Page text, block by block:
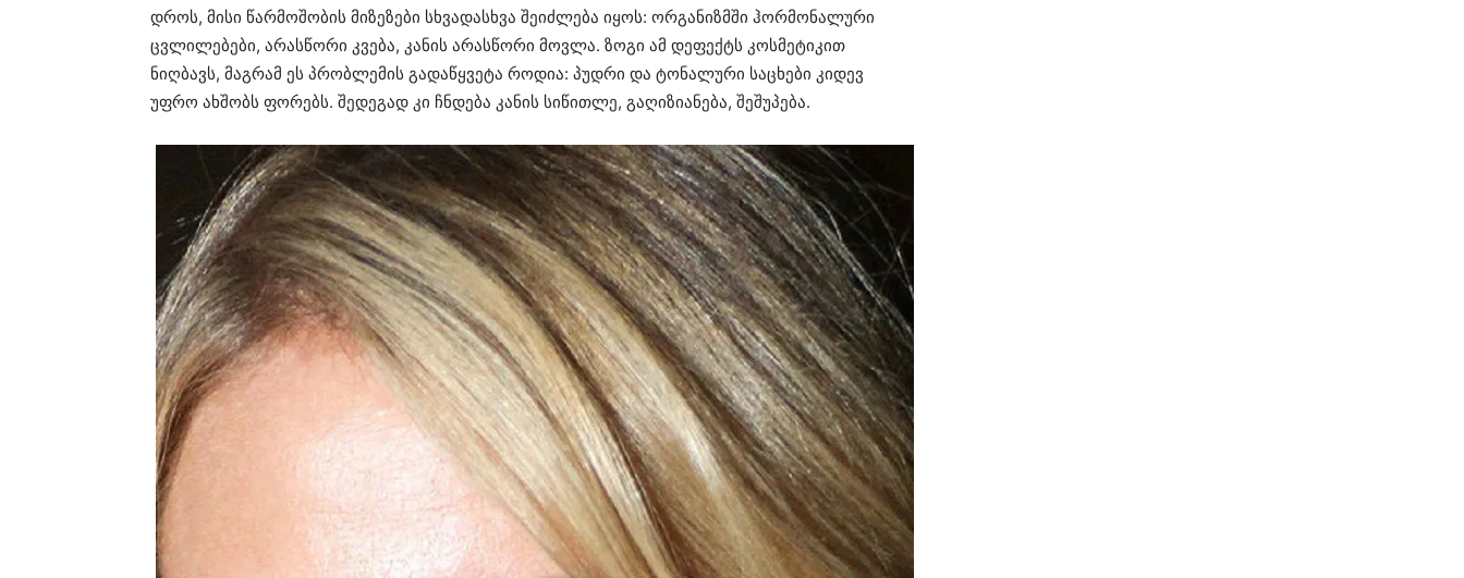
დროს, მისი წარმოშობის მიზეზები სხვადასხვა შეიძლება იყოს: ორგანიზმში ჰორმონალური
ცვლილებები, არასწორი კვება, კანის არასწორი მოვლა. ზოგი ამ დეფექტს კოსმეტიკით
ნიღბავს, მაგრამ ეს პრობლემის გადაწყვეტა როდია: პუდრი და ტონალური საცხები კიდევ
უფრო ახშობს ფორებს. შედეგად კი ჩნდება კანის სიწითლე, გაღიზიანება, შეშუპება.